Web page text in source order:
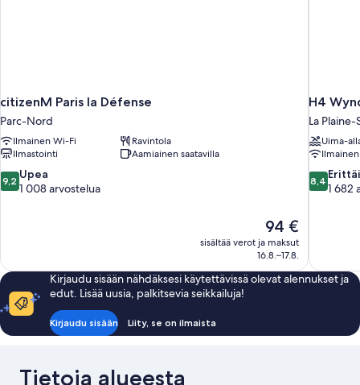
citizenM Paris la Défense
Parc-Nord
Ilmainen Wi-Fi
Ravintola
Ilmastointi
Aamiainen saatavilla
9.2
kautta
9,2 Upea
1 008 arvostelua
Hinta
on
94 €
94 €
sisältää verot ja maksut
16.8.–17.8.
H4
La
Uima-
8.4
kautta
arvostelua
8,4
1 682
Kirjaudu sisään nähdäksesi käytettävissä olevat alennukset ja
edut. Lisää uusia, palkitsevia seikkailuja!
Kirjaudu sisään Liity, se on ilmaista
Tietoja alueesta